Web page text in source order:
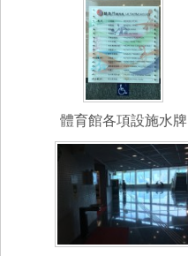
體育館各項設施水牌